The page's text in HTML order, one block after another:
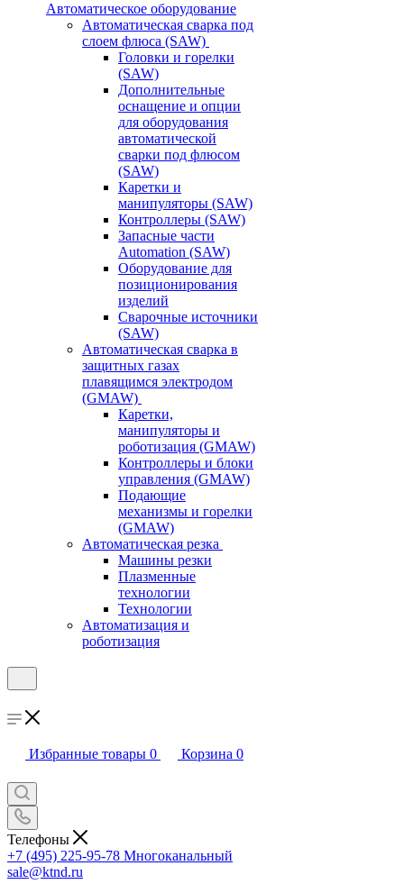
Автоматическое оборудование
Автоматическая сварка под
слоем флюса (SAW)
Головки и горелки
(SAW)
Дополнительные
оснащение и опции
для оборудования
автоматической
сварки под флюсом
(SAW)
Каретки и
манипуляторы (SAW)
Контроллеры (SAW)
Запасные части
Automation (SAW)
Оборудование для
позиционирования
изделий
Сварочные источники
(SAW)
Автоматическая сварка в
защитных газах
плавящимся электродом
(GMAW)
Каретки,
манипуляторы и
роботизация (GMAW)
Контроллеры и блоки
управления (GMAW)
Подающие
механизмы и горелки
(GMAW)
Автоматическая резка
Машины резки
Плазменные
технологии
Технологии
Автоматизация и
роботизация
Избранные товары 0 Корзина 0
Телефоны
+7 (495) 225-95-78 Многоканальный
sale@ktnd.ru